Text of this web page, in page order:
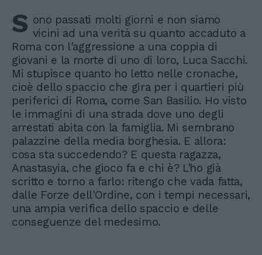
S ono passati molti giorni e non siamo
vicini ad una verità su quanto accaduto a
Roma con l'aggressione a una coppia di
giovani e la morte di uno di loro, Luca Sacchi.
Mi stupisce quanto ho letto nelle cronache,
cioè dello spaccio che gira per i quartieri più
periferici di Roma, come San Basilio. Ho visto
le immagini di una strada dove uno degli
arrestati abita con la famiglia. Mi sembrano
palazzine della media borghesia. E allora:
cosa sta succedendo? E questa ragazza,
Anastasyia, che gioco fa e chi è? L'ho già
scritto e torno a farlo: ritengo che vada fatta,
dalle Forze dell'Ordine, con i tempi necessari,
una ampia verifica dello spaccio e delle
conseguenze del medesimo.